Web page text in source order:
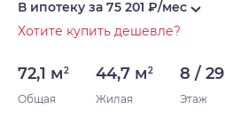
В ипотеку за 75 201 ₽/мес
Хотите купить дешевле?
72,1 м2
Общая
44,7 м2
Жилая
8 / 29
Этаж